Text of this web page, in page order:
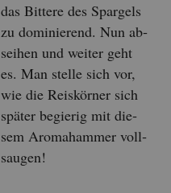
das Bit­te­re des Spar­gels
zu do­mi­nie­rend. Nun ab­
sei­hen und wei­ter geht
es. Man stel­le sich vor,
wie die Reis­kör­ner sich
spä­ter be­gie­rig mit die­
sem Aro­ma­ham­mer voll­
sau­gen!